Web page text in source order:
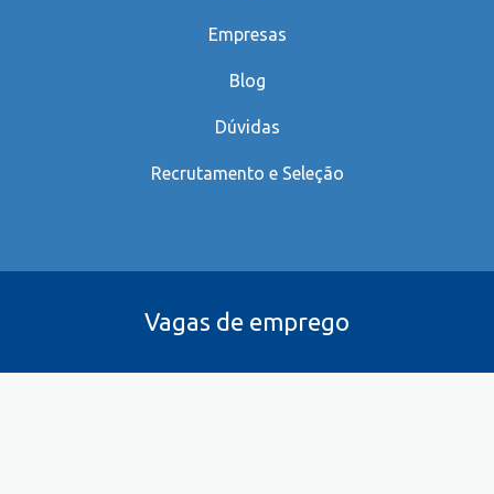
Empresas
Blog
Dúvidas
Recrutamento e Seleção
Vagas de emprego